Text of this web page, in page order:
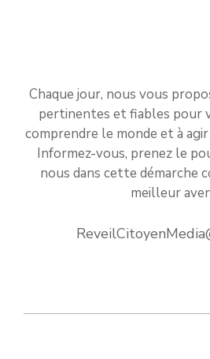
Chaque jour, nous vous
pertinentes et fiables pour
comprendre le monde et à
Informez-vous, prenez le
nous dans cette démarche
meilleur